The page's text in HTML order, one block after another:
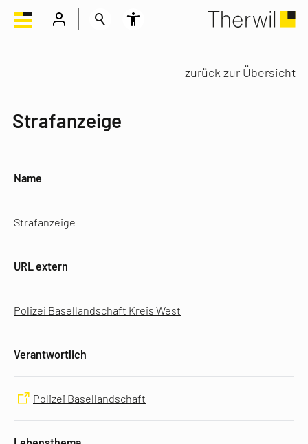
zurück zur Übersicht
Strafanzeige
Name
Strafanzeige
URL extern
Polizei Basellandschaft Kreis West
Verantwortlich
Polizei Basellandschaft